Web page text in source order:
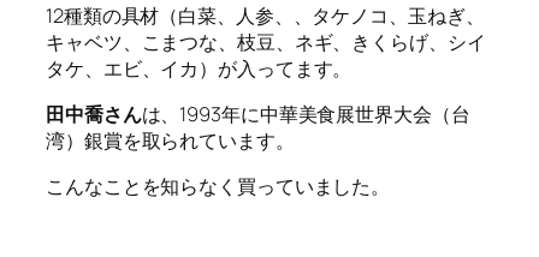
12種類の具材（白菜、人参、、タケノコ、玉ねぎ、
キャベツ、こまつな、枝豆、ネギ、きくらげ、シイ
タケ、エビ、イカ）が入ってます。
田中喬さんは、1993年に中華美食展世界大会（台
湾）銀賞を取られています。
こんなことを知らなく買っていました。